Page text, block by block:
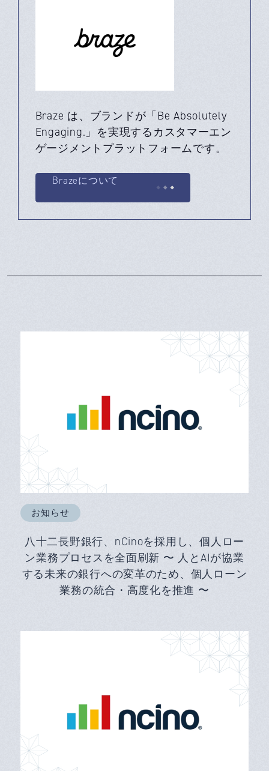
Braze は、ブランドが「Be Absolutely
Engaging.」を実現するカスタマーエン
ゲージメントプラットフォームです。
Brazeについて
お知らせ
八十二長野銀行、nCinoを採用し、個人ロー
ン業務プロセスを全面刷新 〜 人とAIが協業
する未来の銀行への変革のため、個人ローン
業務の統合・高度化を推進 〜